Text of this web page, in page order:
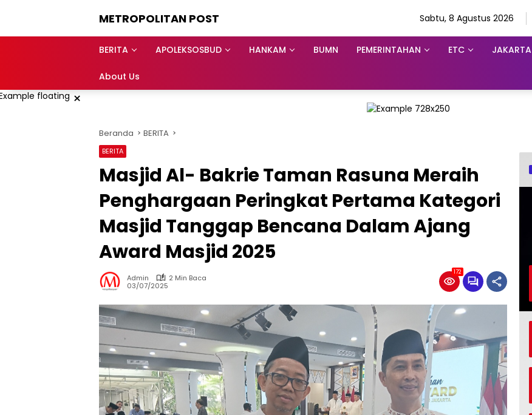
METROPOLITAN POST Sabtu, 8 Agustus 2026
BERITA APOLEKSOSBUD HANKAM BUMN PEMERINTAHAN ETC JAKARTA
About Us
×
Beranda BERITA
BERITA
Masjid Al- Bakrie Taman Rasuna Meraih
Penghargaan Peringkat Pertama Kategori
Masjid Tanggap Bencana Dalam Ajang
Award Masjid 2025
Admin
2 Min Baca
03/07/2025
172